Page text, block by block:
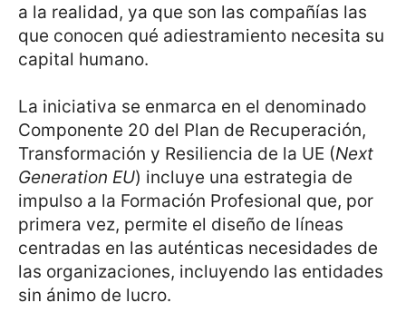
a la realidad, ya que son las compañías las
que conocen qué adiestramiento necesita su
capital humano.
La iniciativa se enmarca en el denominado
Componente 20 del Plan de Recuperación,
Transformación y Resiliencia de la UE (Next
Generation EU) incluye una estrategia de
impulso a la Formación Profesional que, por
primera vez, permite el diseño de líneas
centradas en las auténticas necesidades de
las organizaciones, incluyendo las entidades
sin ánimo de lucro.